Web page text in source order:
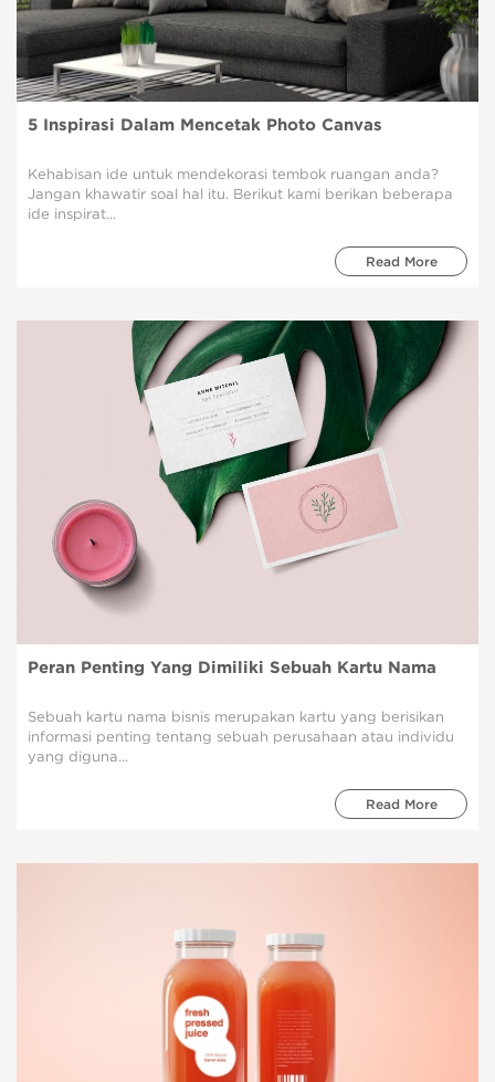
5 Inspirasi Dalam Mencetak Photo Canvas
Kehabisan ide untuk mendekorasi tembok ruangan anda?
Jangan khawatir soal hal itu. Berikut kami berikan beberapa
ide inspirat...
Read More
Peran Penting Yang Dimiliki Sebuah Kartu Nama
Sebuah kartu nama bisnis merupakan kartu yang berisikan
informasi penting tentang sebuah perusahaan atau individu
yang diguna...
Read More